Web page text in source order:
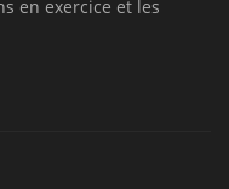
en exercice et les